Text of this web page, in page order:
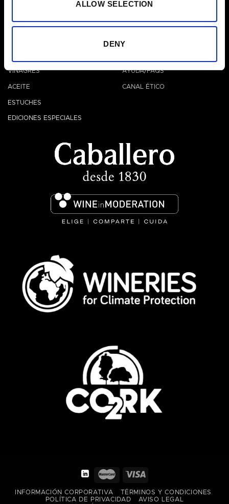
ALLOW SELECTION
DENY
VINAGRES
ACEITE
ESTUCHES
EDICIONES ESPECIALES
AYUDA
AYUDA/FAQS
CANAL ÉTICO
INFORMACIÓN CORPORATIVA
TÉRMINOS Y CONDICIONES
POLÍTICA DE PRIVACIDAD
AVISO LEGAL